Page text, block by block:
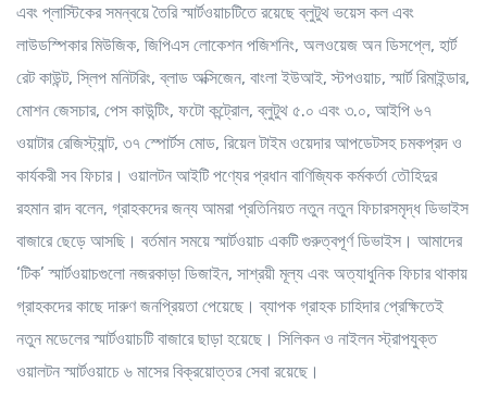
এবং প্লাস্টিকের সমন্বয়ে তৈরি স্মার্টওয়াচটিতে রয়েছে ব্লুটুথ ভয়েস কল এবং
লাউডস্পিকার মিউজিক, জিপিএস লোকেশন পজিশনিং, অলওয়েজ অন ডিসপ্লে, হার্ট
রেট কাউন্ট, স্লিপ মনিটরিং, ব্লাড অক্সিজেন, বাংলা ইউআই, স্টপওয়াচ, স্মার্ট রিমাইন্ডার,
মোশন জেসচার, পেস কাউন্টিং, ফটো কন্ট্রোল, ব্লুটুথ ৫.০ এবং ৩.০, আইপি ৬৭
ওয়াটার রেজিস্ট্যান্ট, ৩৭ স্পোর্টস মোড, রিয়েল টাইম ওয়েদার আপডেটসহ চমকপ্রদ ও
কার্যকরী সব ফিচার। ওয়ালটন আইটি পণ্যের প্রধান বাণিজ্যিক কর্মকর্তা তৌহিদুর
রহমান রাদ বলেন, গ্রাহকদের জন্য আমরা প্রতিনিয়ত নতুন নতুন ফিচারসমৃদ্ধ ডিভাইস
বাজারে ছেড়ে আসছি। বর্তমান সময়ে স্মার্টওয়াচ একটি গুরুত্বপূর্ণ ডিভাইস। আমাদের
‘টিক’ স্মার্টওয়াচগুলো নজরকাড়া ডিজাইন, সাশ্রয়ী মূল্য এবং অত্যাধুনিক ফিচার থাকায়
গ্রাহকদের কাছে দারুণ জনপ্রিয়তা পেয়েছে। ব্যাপক গ্রাহক চাহিদার প্রেক্ষিতেই
নতুন মডেলের স্মার্টওয়াচটি বাজারে ছাড়া হয়েছে। সিলিকন ও নাইলন স্ট্রাপযুক্ত
ওয়ালটন স্মার্টওয়াচে ৬ মাসের বিক্রয়োত্তর সেবা রয়েছে।